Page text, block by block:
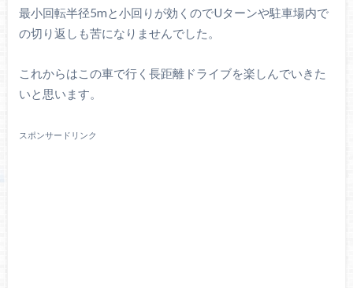
最小回転半径5mと小回りが効くのでUターンや駐車場内で
の切り返しも苦になりませんでした。
これからはこの車で行く長距離ドライブを楽しんでいきた
いと思います。
スポンサードリンク